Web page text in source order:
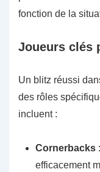
fonction de la
Joueurs clés
Un blitz réussi
des rôles
incluent :
Cornerbacks :
efficacement